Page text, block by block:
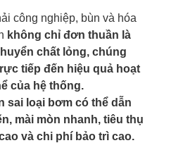
công nghiệp, bùn và hóa
không chỉ đơn thuần là
chất lỏng, chúng
tiếp đến hiệu quả hoạt
của hệ thống.
sai loại bơm có thể dẫn
mài mòn nhanh, tiêu thụ
và chi phí bảo trì cao.